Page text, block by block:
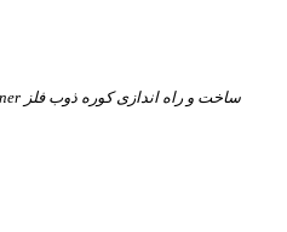
ساخت و راه اندازی کوره ذوب فلز Gas burner